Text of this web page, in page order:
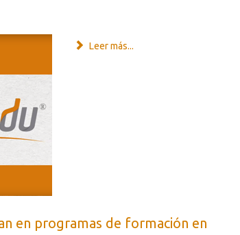
Leer más...
en programas de formación en